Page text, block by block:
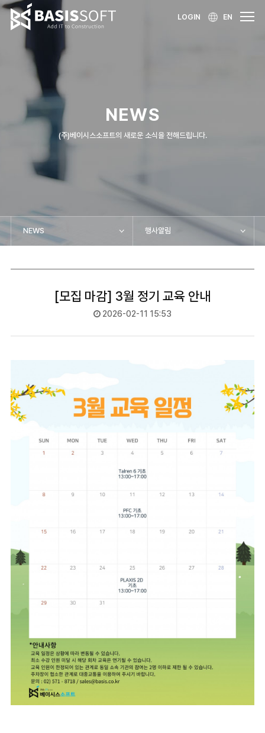
LOGIN EN
NEWS
(주)베이시스소프트의 새로운 소식을 전해드립니다.
NEWS 행사알림
[모집 마감] 3월 정기 교육 안내
2026-02-11 15:53